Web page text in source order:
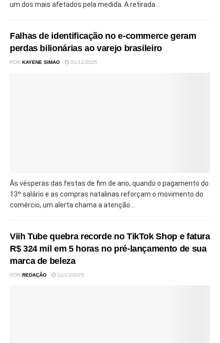
um dos mais afetados pela medida. A retirada...
Falhas de identificação no e-commerce geram
perdas bilionárias ao varejo brasileiro
POR KAYENE SIMAO 01/12/2025
Às vésperas das festas de fim de ano, quando o pagamento do
13º salário e as compras natalinas reforçam o movimento do
comércio, um alerta chama a atenção...
Viih Tube quebra recorde no TikTok Shop e fatura
R$ 324 mil em 5 horas no pré-lançamento de sua
marca de beleza
POR REDAÇÃO 21/11/2025